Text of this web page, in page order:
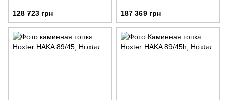
128 723 грн 187 369 грн